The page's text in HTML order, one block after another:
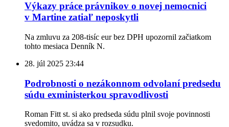
Výkazy práce právnikov o novej nemocnici
v Martine zatiaľ neposkytli
Na zmluvu za 208-tisíc eur bez DPH upozornil začiatkom
tohto mesiaca Denník N.
28. júl 2025 23:44
Podrobnosti o nezákonnom odvolaní predsedu
súdu exministerkou spravodlivosti
Roman Fitt st. si ako predseda súdu plnil svoje povinnosti
svedomito, uvádza sa v rozsudku.